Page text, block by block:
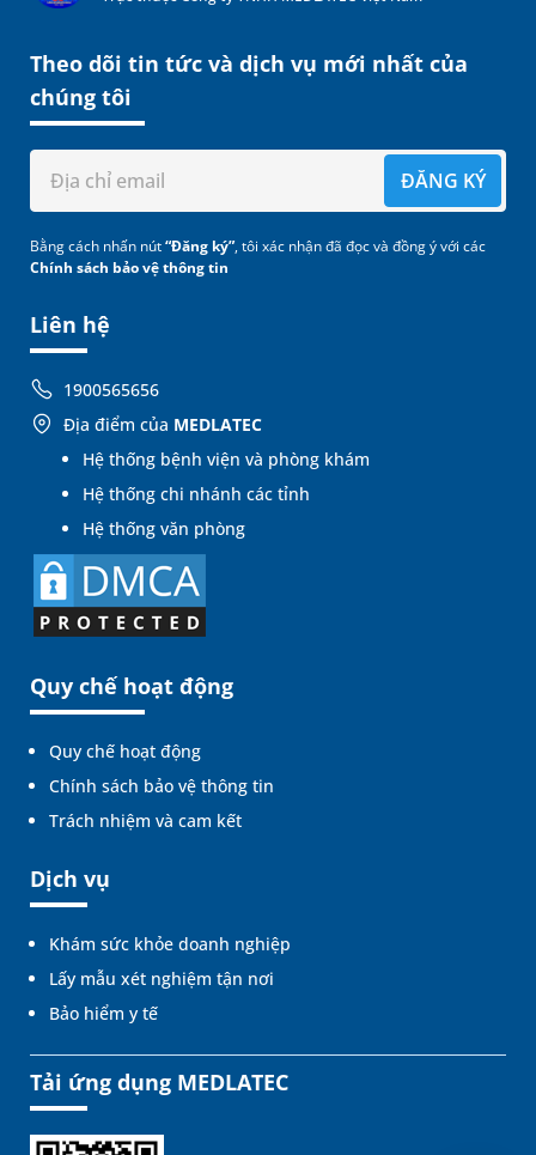
Liên hệ
1900565656
Địa điểm của MEDLATEC
Hệ thống bệnh viện và phòng khám
Hệ thống chi nhánh các tỉnh
Hệ thống văn phòng
Quy chế hoạt động
Quy chế hoạt động
Chính sách bảo vệ thông tin
Trách nhiệm và cam kết
Dịch vụ
Khám sức khỏe doanh nghiệp
Lấy mẫu xét nghiệm tận nơi
Bảo hiểm y tế
Theo dõi tin tức và dịch vụ mới nhất của
chúng tôi
ĐĂNG KÝ
Bằng cách nhấn nút“Đăng ký”, tôi xác nhận đã đọc và đồng ý với các
Chính sách bảo vệ thông tin
Tải ứng dụng MEDLATEC